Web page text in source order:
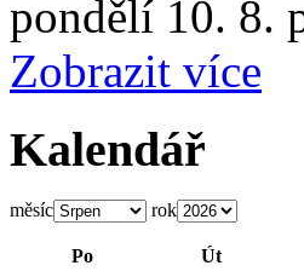
pondělí 10. 8.
Zobrazit více
Kalendář
měsíc rok
Po Út